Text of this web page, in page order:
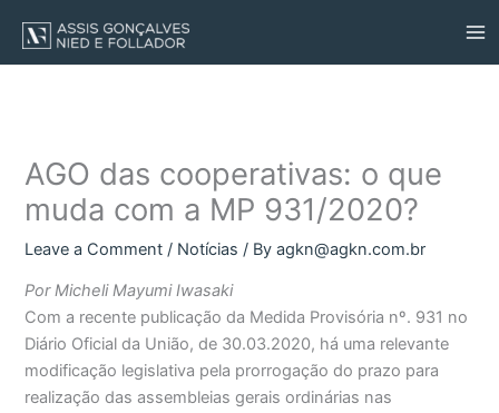
content
AGO das cooperativas: o que
muda com a MP 931/2020?
Leave a Comment / Notícias / Byagkn@agkn.com.br
Por Micheli Mayumi Iwasaki
Com a recente publicação da Medida Provisória nº. 931 no
Diário Oficial da União, de 30.03.2020, há uma relevante
modificação legislativa pela prorrogação do prazo para
realização das assembleias gerais ordinárias nas